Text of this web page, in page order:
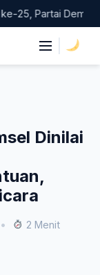
Demokrat Bali
Dinilai
•
2 Menit